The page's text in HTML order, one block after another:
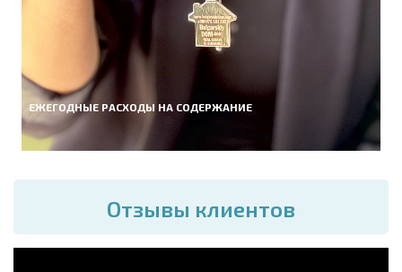
ЕЖЕГОДНЫЕ РАСХОДЫ НА СОДЕРЖАНИЕ
Отзывы клиентов